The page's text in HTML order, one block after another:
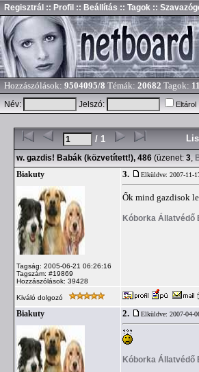
Regisztrál :: Profil :: Beállítás :: Tagok ::
Hozzászólások: 9504095/8 Témák: 20682 Tagok:
Név:
Jelszó: Eltárol
/ 1
w. gazdis! Babák (közvetített!), 486 (üzenet: 3,
Biakuty
Tagság: 2005-06-21 06:26:16
Tagszám: #19869
Hozzászólások: 39428
3. Elküldve: 2007-11-
Ők mind gazdisok
Kóborka Állatvédő
Kiváló dolgozó
Biakuty 2. Elküldve: 2007-04-
Kóborka Állatvédő